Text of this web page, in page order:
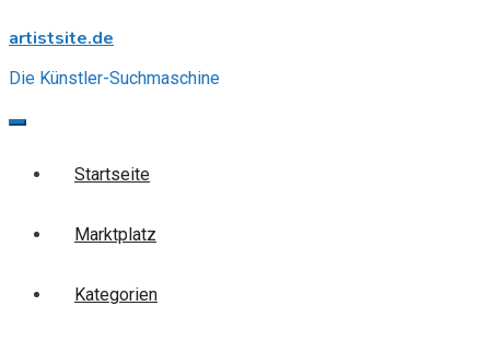
to
artistsite.de
Die Künstler-Suchmaschine
Startseite
Marktplatz
Kategorien